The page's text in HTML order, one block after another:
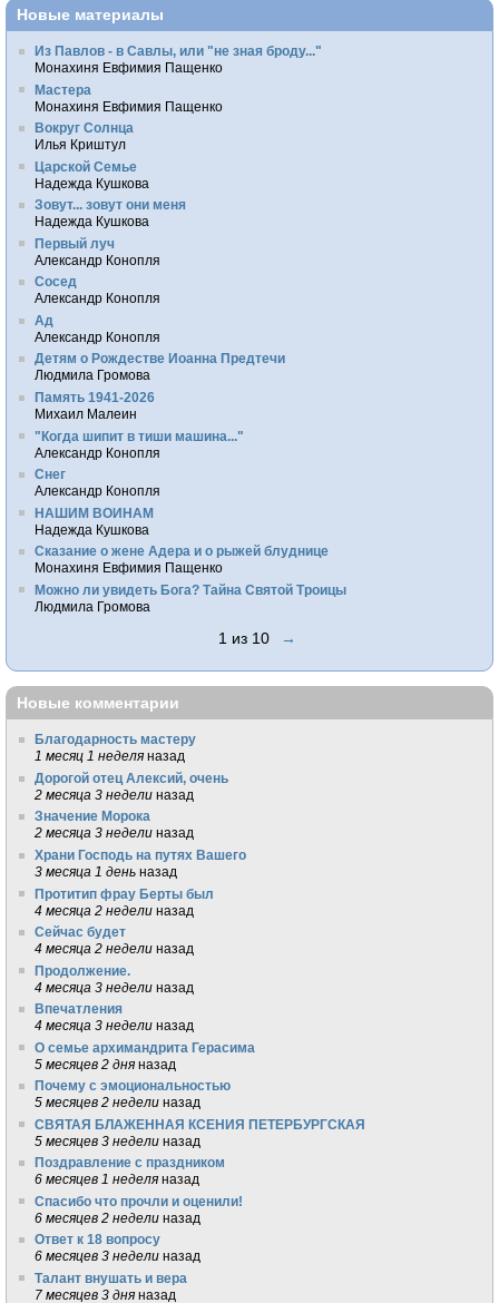
Новые материалы
Из Павлов - в Савлы, или "не зная броду..."
Монахиня Евфимия Пащенко
Мастера
Монахиня Евфимия Пащенко
Вокруг Солнца
Илья Криштул
Царской Семье
Надежда Кушкова
Зовут... зовут они меня
Надежда Кушкова
Первый луч
Александр Конопля
Сосед
Александр Конопля
Ад
Александр Конопля
Детям о Рождестве Иоанна Предтечи
Людмила Громова
Память 1941-2026
Михаил Малеин
"Когда шипит в тиши машина..."
Александр Конопля
Снег
Александр Конопля
НАШИМ ВОИНАМ
Надежда Кушкова
Сказание о жене Адера и о рыжей блуднице
Монахиня Евфимия Пащенко
Можно ли увидеть Бога? Тайна Святой Троицы
Людмила Громова
1 из 10 →
Новые комментарии
Благодарность мастеру
1 месяц 1 неделя назад
Дорогой отец Алексий, очень
2 месяца 3 недели назад
Значение Морока
2 месяца 3 недели назад
Храни Господь на путях Вашего
3 месяца 1 день назад
Протитип фрау Берты был
4 месяца 2 недели назад
Сейчас будет
4 месяца 2 недели назад
Продолжение.
4 месяца 3 недели назад
Впечатления
4 месяца 3 недели назад
О семье архимандрита Герасима
5 месяцев 2 дня назад
Почему с эмоциональностью
5 месяцев 2 недели назад
СВЯТАЯ БЛАЖЕННАЯ КСЕНИЯ ПЕТЕРБУРГСКАЯ
5 месяцев 3 недели назад
Поздравление с праздником
6 месяцев 1 неделя назад
Спасибо что прочли и оценили!
6 месяцев 2 недели назад
Ответ к 18 вопросу
6 месяцев 3 недели назад
Талант внушать и вера
7 месяцев 3 дня назад